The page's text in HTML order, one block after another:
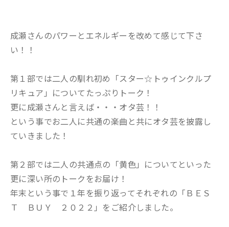
成瀬さんのパワーとエネルギーを改めて感じて下さ
い！！
第１部では二人の馴れ初め「スター☆トゥインクルプ
リキュア」についてたっぷりトーク！
更に成瀬さんと言えば・・・オタ芸！！
という事でお二人に共通の楽曲と共にオタ芸を披露し
ていきました！
第２部では二人の共通点の「黄色」についてといった
更に深い所のトークをお届け！
年末という事で１年を振り返ってそれぞれの「ＢＥＳ
Ｔ ＢＵＹ ２０２２」をご紹介しました。